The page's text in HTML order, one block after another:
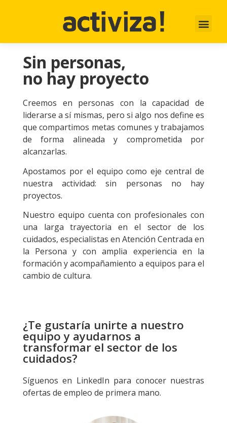
Sin personas,
no hay proyecto
Creemos en personas con la capacidad de
liderarse a sí mismas, pero si algo nos define es
que compartimos metas comunes y trabajamos
de forma alineada y comprometida por
alcanzarlas.
Apostamos por el equipo como eje central de
nuestra actividad: sin personas no hay
proyectos.
Nuestro equipo cuenta con profesionales con
una larga trayectoria en el sector de los
cuidados, especialistas en Atención Centrada en
la Persona y con amplia experiencia en la
formación y acompañamiento a equipos para el
cambio de cultura.
¿Te gustaría unirte a nuestro
equipo y ayudarnos a
transformar el sector de los
cuidados?
Síguenos en LinkedIn para conocer nuestras
ofertas de empleo de primera mano.